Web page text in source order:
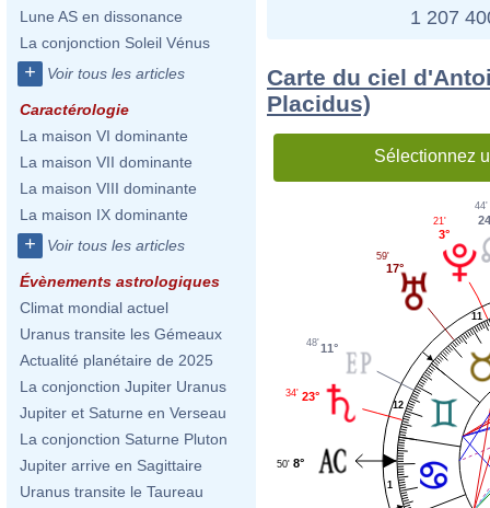
Lune AS en dissonance
La conjonction Soleil Vénus
+ Voir tous les articles
Caractérologie
La maison VI dominante
La maison VII dominante
La maison VIII dominante
La maison IX dominante
+ Voir tous les articles
Évènements astrologiques
Climat mondial actuel
Uranus transite les Gémeaux
Actualité planétaire de 2025
La conjonction Jupiter Uranus
Jupiter et Saturne en Verseau
La conjonction Saturne Pluton
Jupiter arrive en Sagittaire
Uranus transite le Taureau
1 207
Carte du ciel
Placidus)
Sélectionnez
1
11
12
44'
3°
21'
17°
59'
11°
48'
23°
34'
8°
50'